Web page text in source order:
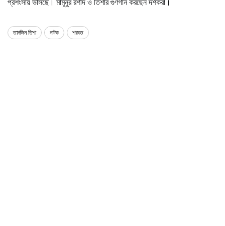
প্রশংসায় ভাসছে। মামুনুর রশীদ ও তিশার গুণগান করছেন দর্শকরা।
তানজিন তিশা নাটক শরবত